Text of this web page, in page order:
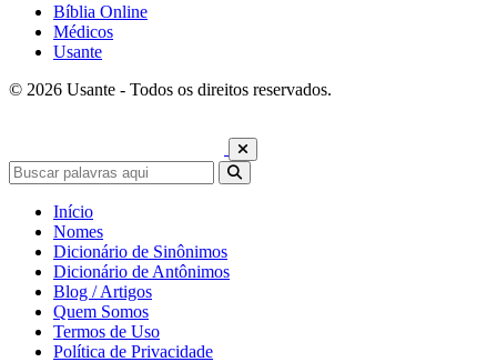
Bíblia Online
Médicos
Usante
© 2026 Usante - Todos os direitos reservados.
Início
Nomes
Dicionário de Sinônimos
Dicionário de Antônimos
Blog / Artigos
Quem Somos
Termos de Uso
Política de Privacidade